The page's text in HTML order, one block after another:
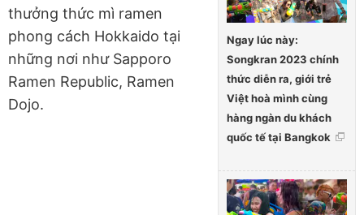
Ngay lúc này:
Songkran 2023 chính
thức diễn ra, giới trẻ
Việt hoà mình cùng
hàng ngàn du khách
quốc tế tại Bangkok
thưởng thức mì ramen
phong cách Hokkaido tại
những nơi như Sapporo
Ramen Republic, Ramen
Dojo.